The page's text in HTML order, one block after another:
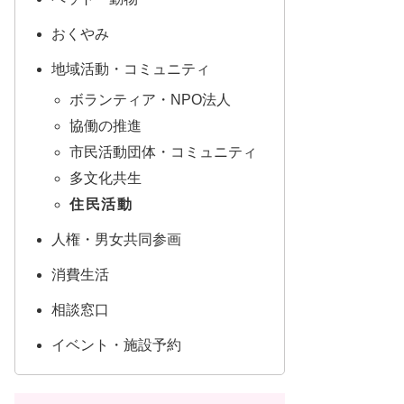
おくやみ
地域活動・コミュニティ
ボランティア・NPO法人
協働の推進
市民活動団体・コミュニティ
多文化共生
住民活動
人権・男女共同参画
消費生活
相談窓口
イベント・施設予約